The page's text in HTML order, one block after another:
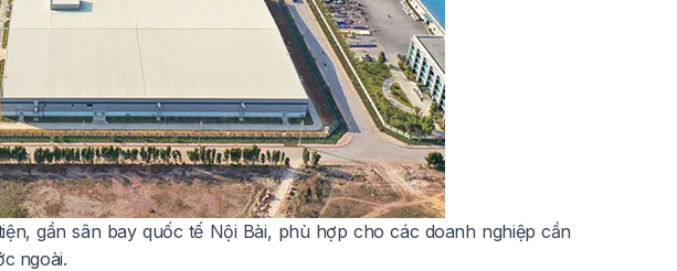
gần sân bay quốc tế Nội Bài, phù hợp cho các doanh nghiệp cần
ngoài.